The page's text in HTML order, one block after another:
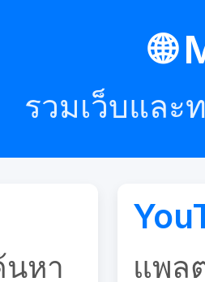
🌐
รวมเว็บและ
นหา
แพล